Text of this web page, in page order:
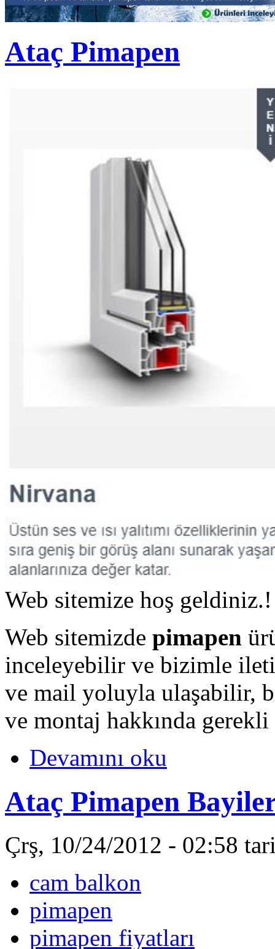
Ataç Pimapen
Web sitemize hoş geldiniz.!
Web sitemizde pimapen
inceleyebilir ve bizimle
ve mail yoluyla ulaşabilir,
ve montaj hakkında
Devamını oku
Ataç Pimapen
Çrş, 10/24/2012 - 02:58
cam balkon
pimapen
pimapen fiyatları